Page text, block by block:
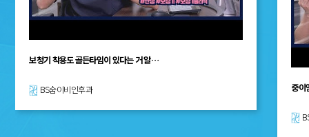
중이염, 흔한 질병이라고 방치하면 큰일…
BS숨이비인후과